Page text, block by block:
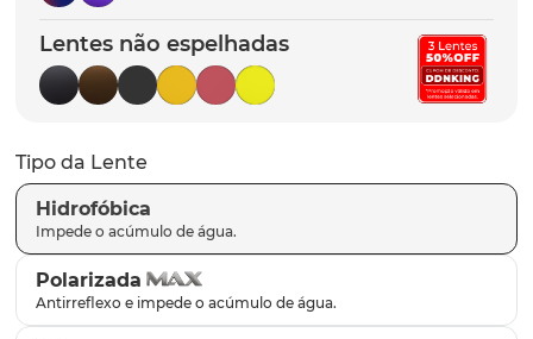
Lentes não espelhadas
Tipo da Lente
Hidrofóbica
Polarizada
7º latch
8º gasket
9º parafusos